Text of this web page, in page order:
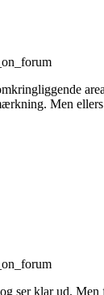
Men
ser klar ud. Men